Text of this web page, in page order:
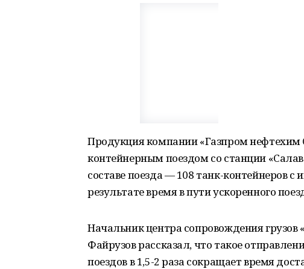
Продукция компании «Газпром
контейнерным поездом со станции
составе поезда — 108 танк-контейнеров
результате время в пути ускоренного
Начальник центра сопровождения
Файрузов рассказал, что такое
поездов в 1,5-2 раза сокращает время